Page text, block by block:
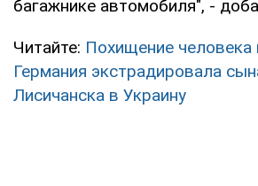
багажнике автомобиля", -
Читайте: Похищение человека
Германия экстрадировала
Лисичанска в Украину